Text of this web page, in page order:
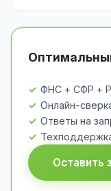
ФНС + СФР +
Онлайн-
Ответы на
Оставить